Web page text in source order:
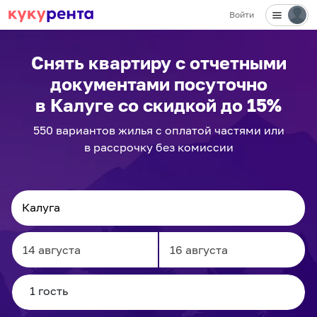
Войти
Снять квартиру с отчетными
документами посуточно
в Калуге со скидкой до 15%
550 вариантовжилья с оплатой частями или
в рассрочку без комиссии
Navigate
forward
to
Navigate
to
✕